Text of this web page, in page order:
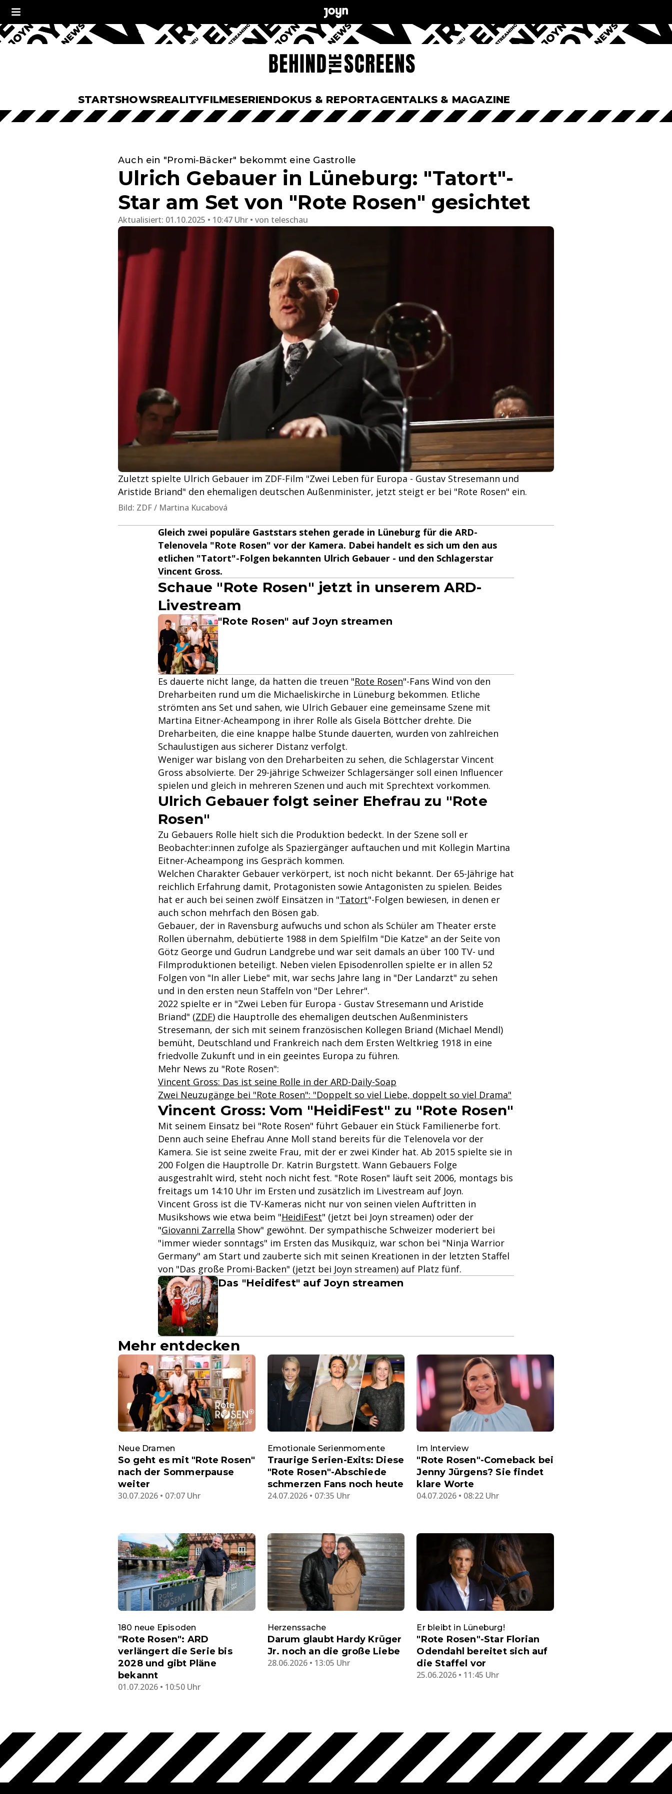
STARTSHOWSREALITYFILMESERIENDOKUS & REPORTAGENTALKS & MAGAZINE
Auch ein "Promi-Bäcker" bekommt eine Gastrolle
Ulrich Gebauer in Lüneburg: "Tatort"-
Star am Set von "Rote Rosen" gesichtet
Aktualisiert: 01.10.2025 • 10:47 Uhr von teleschau
Zuletzt spielte Ulrich Gebauer im ZDF-Film "Zwei Leben für Europa - Gustav Stresemann und
Aristide Briand" den ehemaligen deutschen Außenminister, jetzt steigt er bei "Rote Rosen" ein.
Bild: ZDF / Martina Kucabová
Gleich zwei populäre Gaststars stehen gerade in Lüneburg für die ARD-
Telenovela "Rote Rosen" vor der Kamera. Dabei handelt es sich um den aus
etlichen "Tatort"-Folgen bekannten Ulrich Gebauer - und den Schlagerstar
Vincent Gross.
Schaue "Rote Rosen" jetzt in unserem ARD-
Livestream
"Rote Rosen" auf Joyn streamen
Es dauerte nicht lange, da hatten die treuen "Rote Rosen"-Fans Wind von den
Dreharbeiten rund um die Michaeliskirche in Lüneburg bekommen. Etliche
strömten ans Set und sahen, wie Ulrich Gebauer eine gemeinsame Szene mit
Martina Eitner-Acheampong in ihrer Rolle als Gisela Böttcher drehte. Die
Dreharbeiten, die eine knappe halbe Stunde dauerten, wurden von zahlreichen
Schaulustigen aus sicherer Distanz verfolgt.
Weniger war bislang von den Dreharbeiten zu sehen, die Schlagerstar Vincent
Gross absolvierte. Der 29-jährige Schweizer Schlagersänger soll einen Influencer
spielen und gleich in mehreren Szenen und auch mit Sprechtext vorkommen.
Ulrich Gebauer folgt seiner Ehefrau zu "Rote
Rosen"
Zu Gebauers Rolle hielt sich die Produktion bedeckt. In der Szene soll er
Beobachter:innen zufolge als Spaziergänger auftauchen und mit Kollegin Martina
Eitner-Acheampong ins Gespräch kommen.
Welchen Charakter Gebauer verkörpert, ist noch nicht bekannt. Der 65-Jährige hat
reichlich Erfahrung damit, Protagonisten sowie Antagonisten zu spielen. Beides
hat er auch bei seinen zwölf Einsätzen in "Tatort"-Folgen bewiesen, in denen er
auch schon mehrfach den Bösen gab.
Gebauer, der in Ravensburg aufwuchs und schon als Schüler am Theater erste
Rollen übernahm, debütierte 1988 in dem Spielfilm "Die Katze" an der Seite von
Götz George und Gudrun Landgrebe und war seit damals an über 100 TV- und
Filmproduktionen beteiligt. Neben vielen Episodenrollen spielte er in allen 52
Folgen von "In aller Liebe" mit, war sechs Jahre lang in "Der Landarzt" zu sehen
und in den ersten neun Staffeln von "Der Lehrer".
2022 spielte er in "Zwei Leben für Europa - Gustav Stresemann und Aristide
Briand" (ZDF) die Hauptrolle des ehemaligen deutschen Außenministers
Stresemann, der sich mit seinem französischen Kollegen Briand (Michael Mendl)
bemüht, Deutschland und Frankreich nach dem Ersten Weltkrieg 1918 in eine
friedvolle Zukunft und in ein geeintes Europa zu führen.
Mehr News zu "Rote Rosen":
Vincent Gross: Das ist seine Rolle in der ARD-Daily-Soap
Zwei Neuzugänge bei "Rote Rosen": "Doppelt so viel Liebe, doppelt so viel Drama"
Vincent Gross: Vom "HeidiFest" zu "Rote Rosen"
Mit seinem Einsatz bei "Rote Rosen" führt Gebauer ein Stück Familienerbe fort.
Denn auch seine Ehefrau Anne Moll stand bereits für die Telenovela vor der
Kamera. Sie ist seine zweite Frau, mit der er zwei Kinder hat. Ab 2015 spielte sie in
200 Folgen die Hauptrolle Dr. Katrin Burgstett. Wann Gebauers Folge
ausgestrahlt wird, steht noch nicht fest. "Rote Rosen" läuft seit 2006, montags bis
freitags um 14:10 Uhr im Ersten und zusätzlich im Livestream auf Joyn.
Vincent Gross ist die TV-Kameras nicht nur von seinen vielen Auftritten in
Musikshows wie etwa beim "HeidiFest" (jetzt bei Joyn streamen) oder der
"Giovanni Zarrella Show" gewöhnt. Der sympathische Schweizer moderiert bei
"immer wieder sonntags" im Ersten das Musikquiz, war schon bei "Ninja Warrior
Germany" am Start und zauberte sich mit seinen Kreationen in der letzten Staffel
von "Das große Promi-Backen" (jetzt bei Joyn streamen) auf Platz fünf.
Das "Heidifest" auf Joyn streamen
Mehr entdecken
Neue Dramen
So geht es mit "Rote Rosen"
nach der Sommerpause
weiter
30.07.2026 • 07:07 Uhr
Emotionale Serienmomente
Traurige Serien-Exits: Diese
"Rote Rosen"-Abschiede
schmerzen Fans noch heute
24.07.2026 • 07:35 Uhr
Im Interview
"Rote Rosen"-Comeback bei
Jenny Jürgens? Sie findet
klare Worte
04.07.2026 • 08:22 Uhr
180 neue Episoden
"Rote Rosen": ARD
verlängert die Serie bis
2028 und gibt Pläne
bekannt
01.07.2026 • 10:50 Uhr
Herzenssache
Darum glaubt Hardy Krüger
Jr. noch an die große Liebe
28.06.2026 • 13:05 Uhr
Er bleibt in Lüneburg!
"Rote Rosen"-Star Florian
Odendahl bereitet sich auf
die Staffel vor
25.06.2026 • 11:45 Uhr